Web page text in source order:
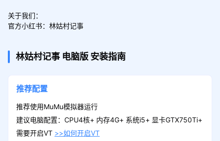
关于我们：
官方小红书：林姑村记事
林姑村记事 电脑版 安装指南
推荐配置
推荐使用MuMu模拟器运行
建议电脑配置：CPU4核+ 内存4G+ 系统i5+ 显卡GTX750Ti+
需要开启VT >>如何开启VT